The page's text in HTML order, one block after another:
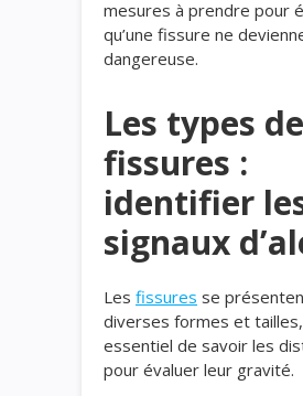
mesures à prendre pour
qu’une fissure ne
dangereuse.
Les types de
fissures :
identifier
signaux
Les fissures se
diverses formes et
essentiel de savoir les
pour évaluer leur gravité.